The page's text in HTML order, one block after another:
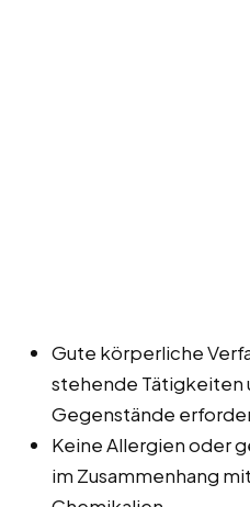
Gute körperliche
stehende Tätigkeiten
Gegenstände
Keine Allergien oder
im Zusammenhang